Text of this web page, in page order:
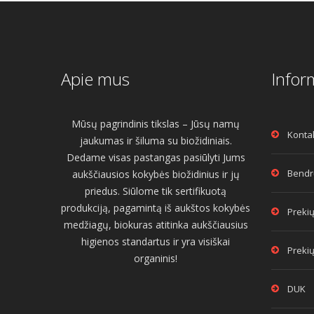
Apie mus
Mūsų pagrindinis tikslas – Jūsų namų
jaukumas ir šiluma su biožidiniais.
Dedame visas pastangas pasiūlyti Jums
aukščiausios kokybės biožidinius ir jų
priedus. Siūlome tik sertifikuotą
produkciją, pagamintą iš aukštos kokybės
medžiagų, biokuras atitinka aukščiausius
higienos standartus ir yra visiškai
organinis!
DUK